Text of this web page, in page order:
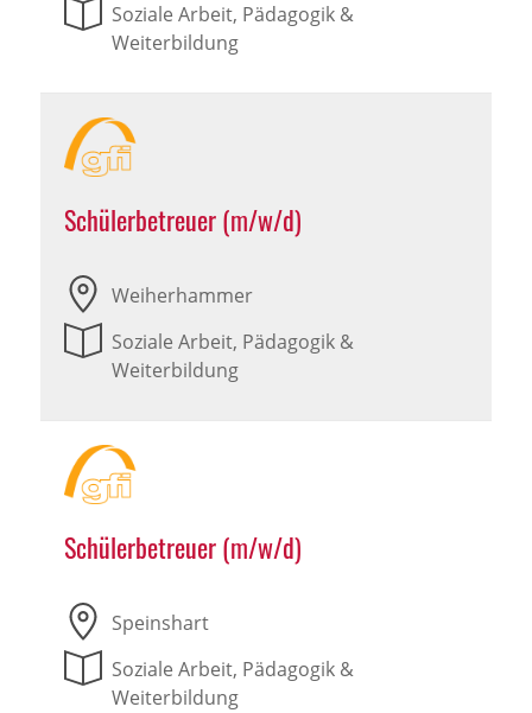
Soziale Arbeit, Pädagogik &
Weiterbildung
Schülerbetreuer (m/w/d)
Weiherhammer
Soziale Arbeit, Pädagogik &
Weiterbildung
Schülerbetreuer (m/w/d)
Speinshart
Soziale Arbeit, Pädagogik &
Weiterbildung